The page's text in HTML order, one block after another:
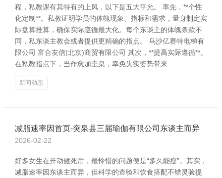
程，私教课有其特有的上风，以下是五大平允。 率先，**个性
化定制**。私教证明学员的体魄现象、指标和需求，量身制定实
际盘算推算，确保实际遵循最大化。每个东谈主的体魄条款不
同，私东谈主教会或者提供更精确的指点。 乌沙亿赛特电梯有
限公司 富合友信(北京)商贸有限公司 其次，**提高实际遵循**。
在私教指点下，当作愈加圭臬，幸免失实姿势带来
新闻动态
减脂速率因首页-突泉县三届瑜伽有限公司东谈主而异
2026-02-22
好多女生在开动健死后，最怜惜的问题便是“多久能瘦”。其实，
减脂速率因东谈主而异，但科学的查验和饮食搭配不错灵验提